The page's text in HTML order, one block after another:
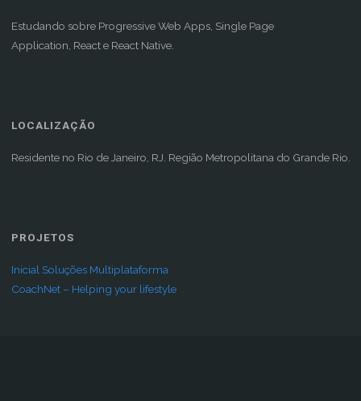
Estudando sobre Progressive Web Apps, Single Page
Application, React e React Native.
LOCALIZAÇÃO
Residente no Rio de Janeiro, RJ. Região Metropolitana do Grande Rio.
PROJETOS
Inicial Soluções Multiplataforma
CoachNet – Helping your lifestyle